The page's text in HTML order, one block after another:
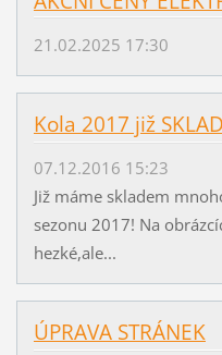
21.02.2025 17:30
Kola 2017 již
07.12.2016 15:23
Již máme skladem
sezonu 2017! Na
hezké,ale...
ÚPRAVA STRÁNEK